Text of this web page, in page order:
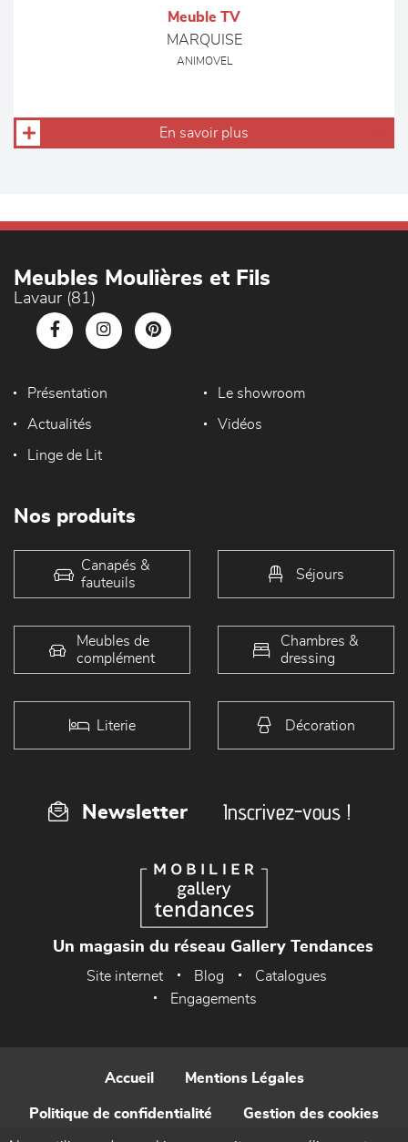
Meuble TV
MARQUISE
ANIMOVEL
En savoir plus
Meubles Moulières et Fils
Lavaur (81)
Présentation Le showroom
Actualités Vidéos
Linge de Lit
Nos produits
Canapés &
fauteuils
Séjours
Meubles de
complément
Chambres &
dressing
Literie Décoration
Newsletter Inscrivez-vous !
Un magasin du réseau Gallery Tendances
Site internet Blog
Catalogues
Engagements
Accueil Mentions Légales
Politique de confidentialité Gestion des cookies